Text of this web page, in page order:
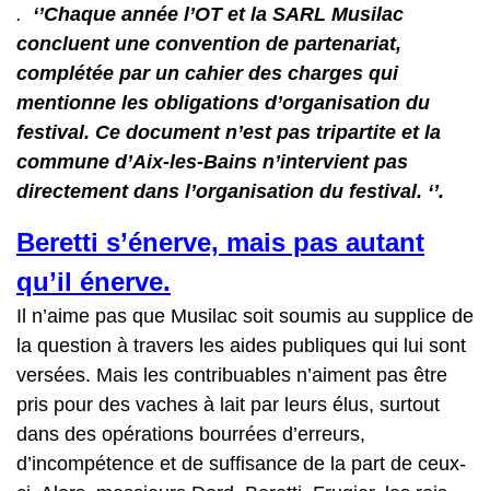
. ‘’Chaque année l’OT et la SARL Musilac
concluent une convention de partenariat,
complétée par un cahier des charges qui
mentionne les obligations d’organisation du
festival. Ce document n’est pas tripartite et la
commune d’Aix-les-Bains n’intervient pas
directement dans l’organisation du festival. ‘’.
Beretti s’énerve, mais pas autant
qu’il énerve.
Il n’aime pas que Musilac soit soumis au supplice de
la question à travers les aides publiques qui lui sont
versées. Mais les contribuables n’aiment pas être
pris pour des vaches à lait par leurs élus, surtout
dans des opérations bourrées d’erreurs,
d’incompétence et de suffisance de la part de ceux-